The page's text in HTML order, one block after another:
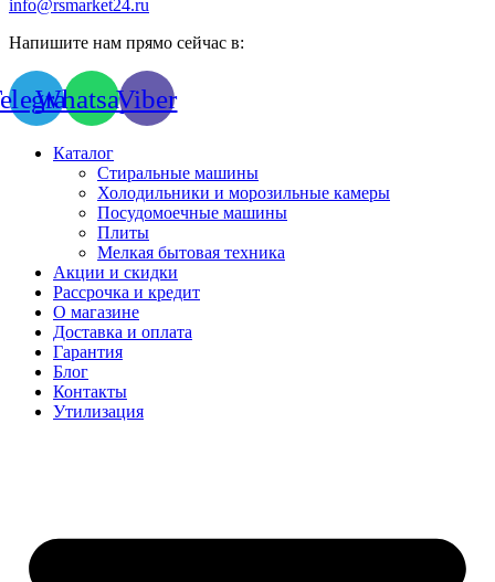
info@rsmarket24.ru
Напишите нам прямо сейчас в:
WhatsappViber
Каталог
Стиральные машины
Холодильники и морозильные камеры
Посудомоечные машины
Плиты
Мелкая бытовая техника
Акции и скидки
Рассрочка и кредит
О магазине
Доставка и оплата
Гарантия
Блог
Контакты
Утилизация